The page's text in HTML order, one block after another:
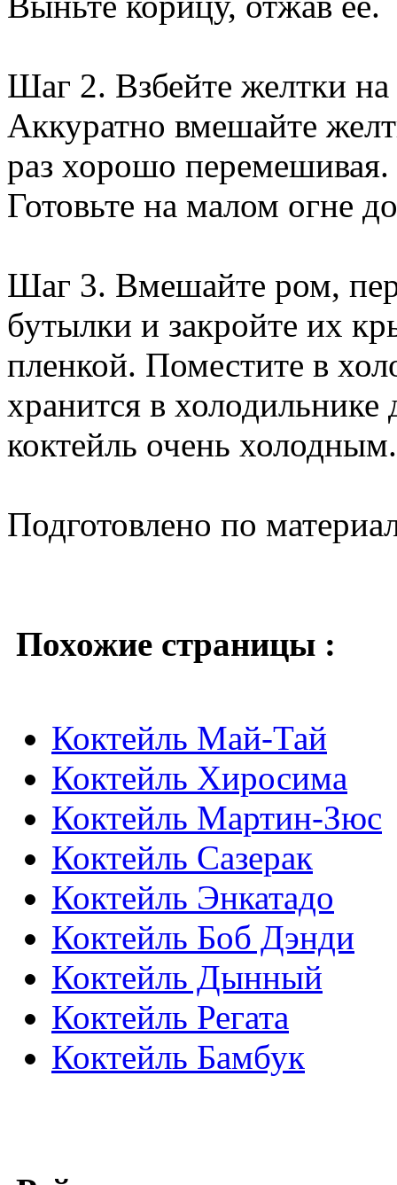
Шаг 2. Взбейте желтки
Аккуратно вмешайте
раз хорошо перемешивая.
Готовьте на малом огне
Шаг 3. Вмешайте ром,
бутылки и закройте их
пленкой. Поместите в
хранится в
коктейль очень холодным.
Подготовлено по
Похожие страницы :
Коктейль Май-Тай
Коктейль Хиросима
Коктейль Мартин-Зюс
Коктейль Сазерак
Коктейль Энкатадо
Коктейль Боб Дэнди
Коктейль Дынный
Коктейль Регата
Коктейль Бамбук